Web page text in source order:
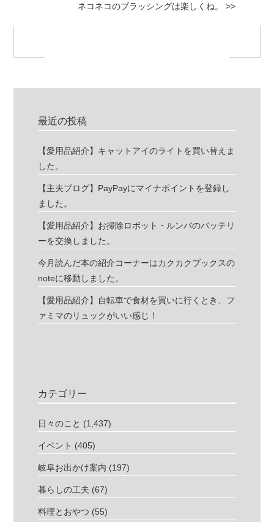
ネコネコのブラッシングは楽しくね。 >>
最近の投稿
【愛用品紹介】キャットアイのライトを買い替えま
した。
【主夫ブログ】PayPayにマイナポイントを登録し
ました。
【愛用品紹介】お掃除ロボット・ルンバのバッテリ
ーを交換しました。
今月読んだ本の紹介コーナーはカクカクブックスの
noteに移動しました。
【愛用品紹介】自転車で食材を買いに行くとき、フ
ァミマのリュックがいい感じ！
カテゴリー
日々のこと (1,437)
イベント (405)
岐阜お出かけ案内 (197)
暮らしの工夫 (67)
料理とおやつ (55)